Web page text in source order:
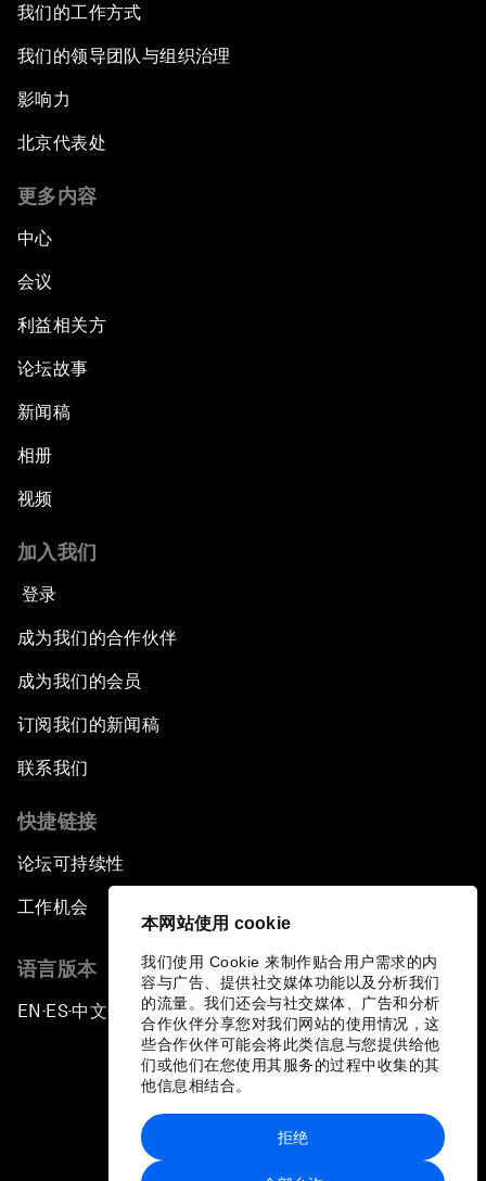
本网站使用 cookie
我们使用 Cookie 来制作贴合用户需求的内
容与广告、提供社交媒体功能以及分析我们
的流量。我们还会与社交媒体、广告和分析
合作伙伴分享您对我们网站的使用情况，这
些合作伙伴可能会将此类信息与您提供给他
们或他们在您使用其服务的过程中收集的其
他信息相结合。
拒绝
我们的工作方式
我们的领导团队与组织治理
影响力
北京代表处
更多内容
中心
会议
利益相关方
论坛故事
新闻稿
相册
视频
加入我们
登录
成为我们的合作伙伴
成为我们的会员
订阅我们的新闻稿
联系我们
快捷链接
论坛可持续性
工作机会
语言版本
EN ▪ES▪中文▪ 日本語